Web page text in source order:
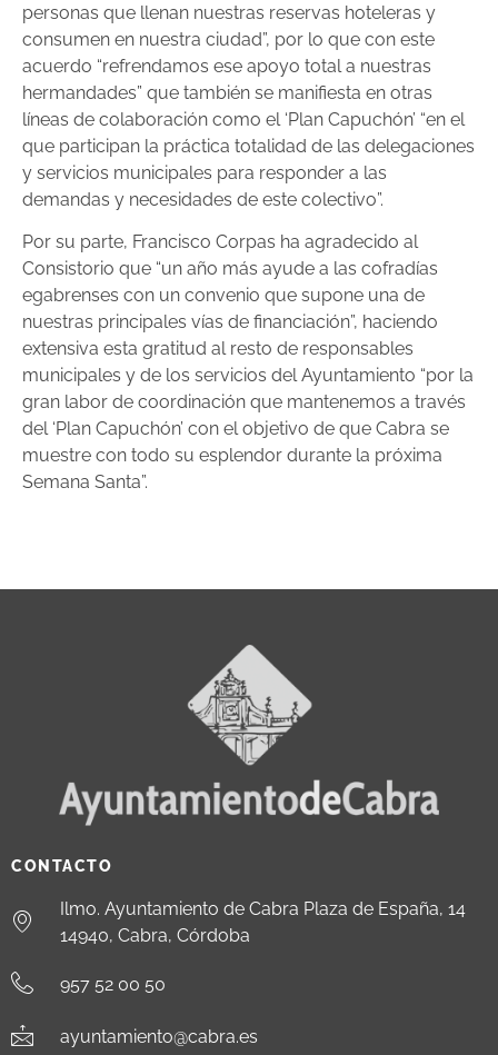
personas que llenan nuestras reservas hoteleras y
consumen en nuestra ciudad”, por lo que con este
acuerdo “refrendamos ese apoyo total a nuestras
hermandades” que también se manifiesta en otras
líneas de colaboración como el ‘Plan Capuchón’ “en el
que participan la práctica totalidad de las delegaciones
y servicios municipales para responder a las
demandas y necesidades de este colectivo”.
Por su parte, Francisco Corpas ha agradecido al
Consistorio que “un año más ayude a las cofradías
egabrenses con un convenio que supone una de
nuestras principales vías de financiación”, haciendo
extensiva esta gratitud al resto de responsables
municipales y de los servicios del Ayuntamiento “por la
gran labor de coordinación que mantenemos a través
del ‘Plan Capuchón’ con el objetivo de que Cabra se
muestre con todo su esplendor durante la próxima
Semana Santa”.
CONTACTO
Ilmo. Ayuntamiento de Cabra Plaza de España, 14
14940, Cabra, Córdoba
957 52 00 50
ayuntamiento@cabra.es